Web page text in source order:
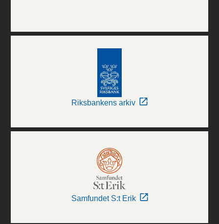
Riksbankens arkiv
Samfundet S:t Erik